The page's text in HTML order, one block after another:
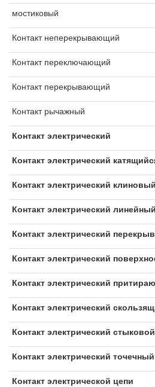
мостиковый
Контакт неперекрывающий
Контакт переключающий
Контакт перекрывающий
Контакт рычажный
Контакт электрический
Контакт электрический
Контакт электрический клиновый
Контакт электрический линейный
Контакт электрический
Контакт электрический
Контакт электрический
Контакт электрический
Контакт электрический стыковой
Контакт электрический точечный
Контакт электрической цепи